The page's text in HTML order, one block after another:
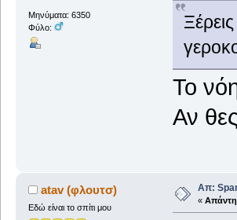
Μηνύματα: 6350
Φύλο:
To
Αν
atav (φλουτσ)
Εδώ είναι το σπίτι μου
Απ:
«